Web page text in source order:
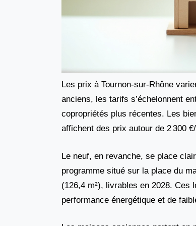
Les prix à Tournon-sur-Rhône
anciens, les tarifs s’échelonnent
copropriétés plus récentes. Les
affichent des prix autour de 2 300
Le neuf, en revanche, se place
programme situé sur la place du
(126,4 m²), livrables en 2028. Ces
performance énergétique et de